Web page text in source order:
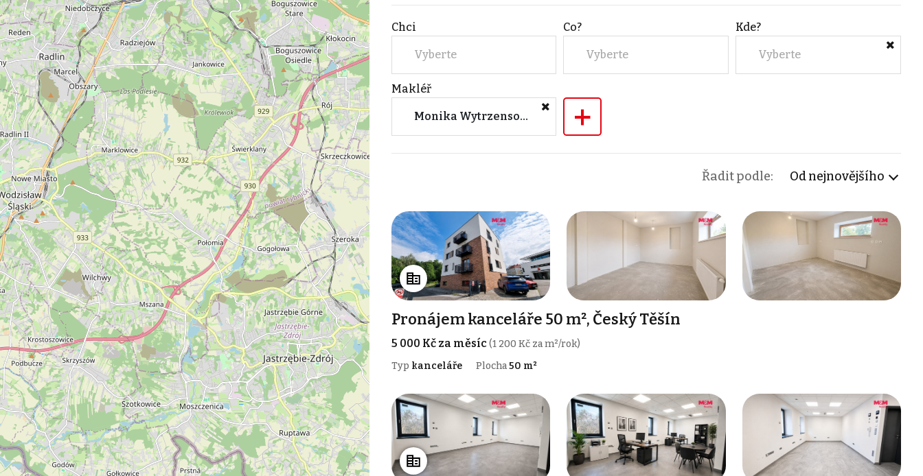
Chci
Vyberte
Co?
Vyberte
Kde?
Vyberte
Makléř
Monika Wytrzensová (M&M reality) +
Řadit podle: Od nejnovějšího
Pronájem kanceláře 50 m², Český Těšín
5 000 Kč za měsíc(1 200 Kč za m²/rok)
Typ kanceláře Plocha50 m²